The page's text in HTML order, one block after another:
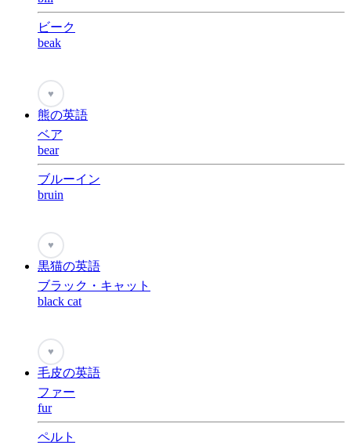
ビーク
beak
♥
熊の英語
ベア
bear
ブルーイン
bruin
♥
黒猫の英語
ブラック・キャット
black cat
♥
毛皮の英語
ファー
fur
ペルト